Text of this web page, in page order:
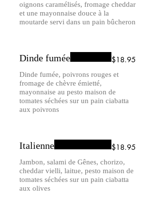
oignons caramélisés, fromage cheddar
et une mayonnaise douce à la
moutarde servi dans un pain bûcheron
Dinde fumée
Dinde fumée, poivrons rouges et
fromage de chèvre émietté,
mayonnaise au pesto maison de
tomates séchées sur un pain ciabatta
aux poivrons
$18.95
Italienne
Jambon, salami de Gênes, chorizo,
cheddar vielli, laitue, pesto maison de
tomates séchées sur un pain ciabatta
aux olives
$18.95